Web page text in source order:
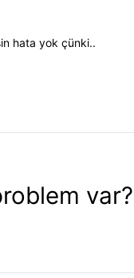
hata yok çünki..
var?